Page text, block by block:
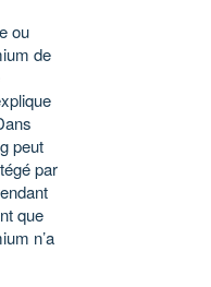
ou
de
peut
par
que
n’a